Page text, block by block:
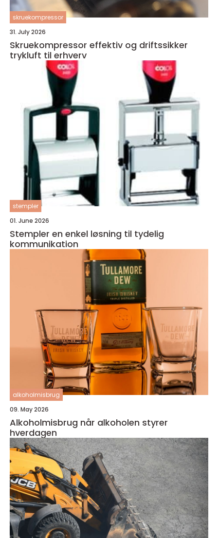
skruekompressor
31. July 2026
Skruekompressor effektiv og driftssikker
trykluft til erhverv
stempler
01. June 2026
Stempler en enkel løsning til tydelig
kommunikation
alkoholmisbrug
09. May 2026
Alkoholmisbrug når alkoholen styrer
hverdagen